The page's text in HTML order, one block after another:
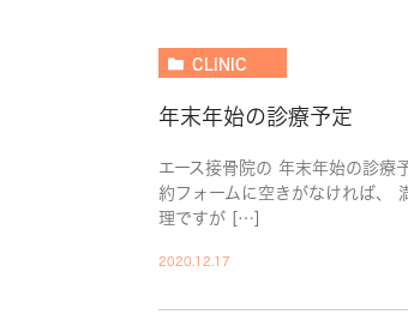
CLINIC
年末年始の診療予定
エース接骨院の 年末年始の診
約フォームに空きがなければ、
理ですが […]
2020.12.17